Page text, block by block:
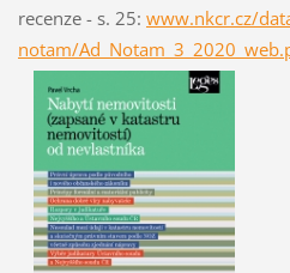
recenze - s. 25: www.nkcr.cz/
notam/